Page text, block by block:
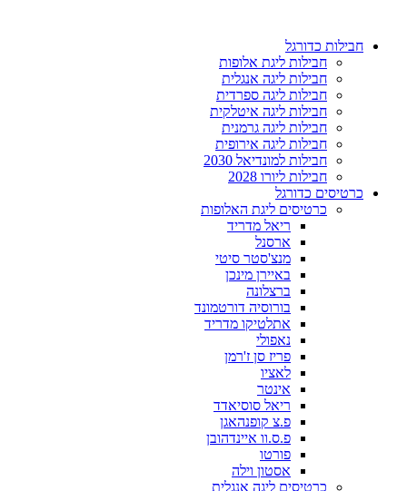
חבילות כדורגל
חבילות ליגת אלופות
חבילות ליגה אנגלית
חבילות ליגה ספרדית
חבילות ליגה איטלקית
חבילות ליגה גרמנית
חבילות ליגה אירופית
חבילות למונדיאל 2030
חבילות ליורו 2028
כרטיסים כדורגל
כרטיסים ליגת האלופות
ריאל מדריד
ארסנל
מנצ'סטר סיטי
באיירן מינכן
ברצלונה
בורוסיה דורטמונד
אתלטיקו מדריד
נאפולי
פריז סן ז'רמן
לאציו
אינטר
ריאל סוסיאדד
פ.צ קופנהאגן
פ.ס.וו איינדהובן
פורטו
אסטון וילה
כרטיסים ליגה אנגלית